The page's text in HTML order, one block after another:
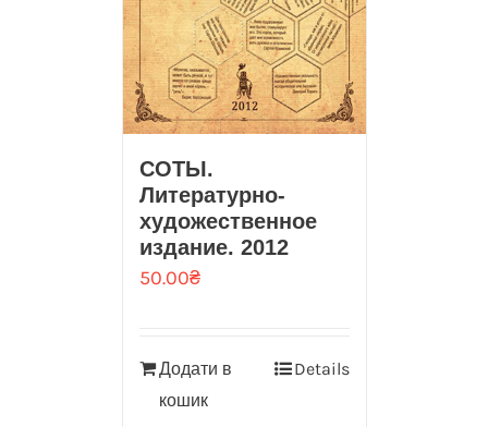
СОТЫ.
Литературно-
художественное
издание. 2012
50.00₴
Додати в
кошик
Details